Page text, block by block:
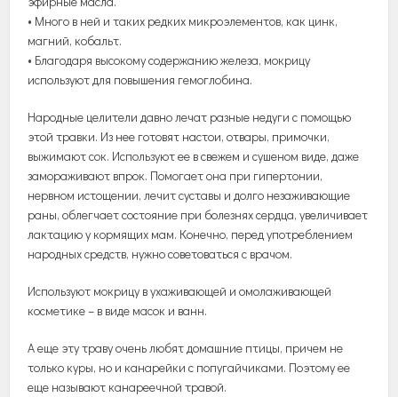
• Много в ней и таких редких микроэлементов, как цинк,
магний, кобальт.
• Благодаря высокому содержанию железа, мокрицу
используют для повышения гемоглобина.
Народные целители давно лечат разные недуги с помощью
этой травки. Из нее готовят настои, отвары, примочки,
выжимают сок. Используют ее в свежем и сушеном виде, даже
замораживают впрок. Помогает она при гипертонии,
нервном истощении, лечит суставы и долго незаживающие
раны, облегчает состояние при болезнях сердца, увеличивает
лактацию у кормящих мам. Конечно, перед употреблением
народных средств, нужно советоваться с врачом.
Используют мокрицу в ухаживающей и омолаживающей
косметике – в виде масок и ванн.
А еще эту траву очень любят домашние птицы, причем не
только куры, но и канарейки с попугайчиками. Поэтому ее
еще называют канареечной травой.